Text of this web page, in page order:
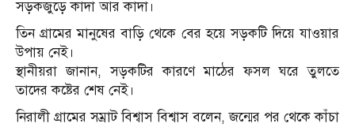
সড়কজুড়ে কাদা আর কাদা।
তিন গ্রামের মানুষের বাড়ি থেকে বের হয়ে সড়কটি দিয়ে যাওয়ার
উপায় নেই।
স্থানীয়রা জানান, সড়কটির কারণে মাঠের ফসল ঘরে তুলতে
তাদের কষ্টের শেষ নেই।
নিরালী গ্রামের সম্রাট বিশ্বাস বিশ্বাস বলেন, জন্মের পর থেকে কাঁচা